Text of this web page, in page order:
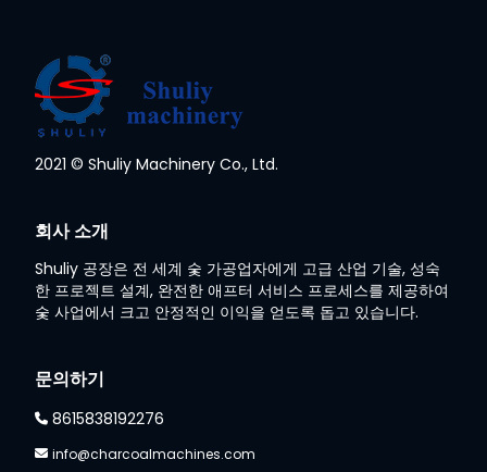
2021 © Shuliy Machinery Co., Ltd.
회사 소개
Shuliy 공장은 전 세계 숯 가공업자에게 고급 산업 기술, 성숙
한 프로젝트 설계, 완전한 애프터 서비스 프로세스를 제공하여
숯 사업에서 크고 안정적인 이익을 얻도록 돕고 있습니다.
문의하기
8615838192276
info@charcoalmachines.com